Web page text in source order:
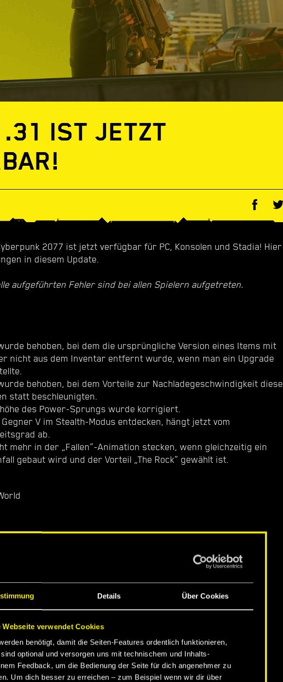
Details Über Cookies
Webseite verwendet Cookies
benötigt, damit die Seiten-Features ordentlich funktionieren,
optional und versorgen uns mit technischem und Inhalts-
Feedback, um die Bedienung der Seite für dich angenehmer zu
Um dich besser zu erreichen – zum Beispiel wenn wir dir über
IST JETZT
2077 ist jetzt verfügbar für PC, Konsolen und Stadia! Hier
in diesem Update.
aufgeführten Fehler sind bei allen Spielern aufgetreten.
behoben, bei dem die ursprüngliche Version eines Items mit
nicht aus dem Inventar entfernt wurde, wenn man ein Upgrade
behoben, bei dem Vorteile zur Nachladegeschwindigkeit diese
statt beschleunigten.
des Power-Sprungs wurde korrigiert.
Gegner V im Stealth-Modus entdecken, hängt jetzt vom
ab.
mehr in der „Fallen“-Animation stecken, wenn gleichzeitig ein
gebaut wird und der Vorteil „The Rock“ gewählt ist.
Are Made for Walking
Help from My Friends